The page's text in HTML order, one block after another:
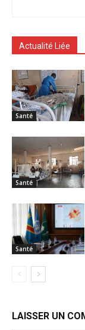
Actualité Liée
Santé
Santé
Santé
LAISSER UN